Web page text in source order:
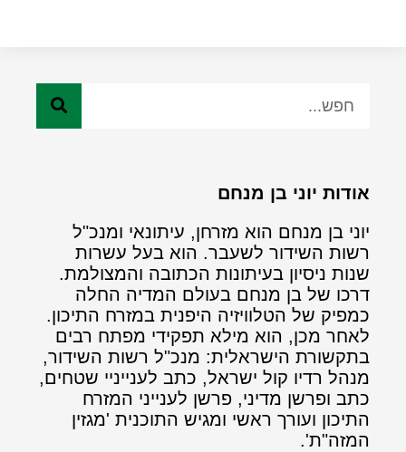
אודות יוני בן מנחם
יוני בן מנחם הוא מזרחן, עיתונאי ומנכ"ל
רשות השידור לשעבר. הוא בעל עשרות
שנות ניסיון בעיתונות הכתובה והמצולמת.
דרכו של בן מנחם בעולם המדיה החלה
כמפיק של הטלוויזיה היפנית במזרח התיכון.
לאחר מכן, הוא מילא תפקידי מפתח רבים
בתקשורת הישראלית: מנכ"ל רשות השידור,
מנהל רדיו קול ישראל, כתב לענייניי שטחים,
כתב ופרשן מדיני, פרשן לענייני המזרח
התיכון ועורך ראשי ומגיש התוכנית 'מגזין
המזה"ת'.